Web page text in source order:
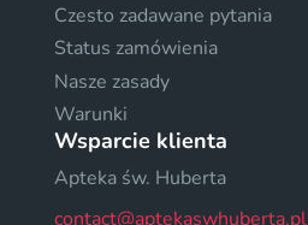
Czesto zadawane pytania
Status zamówienia
Nasze zasady
Warunki
Wsparcie klienta
Apteka św. Huberta
contact@aptekaswhuberta.pl